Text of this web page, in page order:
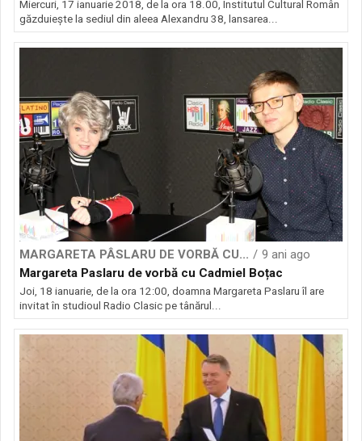
Miercuri, 17 ianuarie 2018, de la ora 18.00, Institutul Cultural Român
găzduiește la sediul din aleea Alexandru 38, lansarea...
MARGARETA PÂSLARU DE VORBĂ CU...
9 ani ago
Margareta Paslaru de vorbă cu Cadmiel Boțac
Joi, 18 ianuarie, de la ora 12:00, doamna Margareta Paslaru îl are
invitat în studioul Radio Clasic pe tânărul...